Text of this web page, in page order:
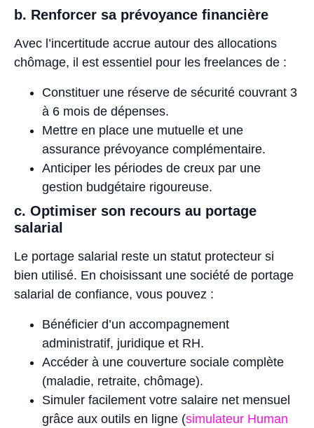
b. Renforcer sa prévoyance financière
Avec l’incertitude accrue autour des allocations
chômage, il est essentiel pour les freelances de :
Constituer une réserve de sécurité couvrant 3
à 6 mois de dépenses.
Mettre en place une mutuelle et une
assurance prévoyance complémentaire.
Anticiper les périodes de creux par une
gestion budgétaire rigoureuse.
c. Optimiser son recours au portage
salarial
Le portage salarial reste un statut protecteur si
bien utilisé. En choisissant une société de portage
salarial de confiance, vous pouvez :
Bénéficier d’un accompagnement
administratif, juridique et RH.
Accéder à une couverture sociale complète
(maladie, retraite, chômage).
Simuler facilement votre salaire net mensuel
grâce aux outils en ligne (simulateur Human